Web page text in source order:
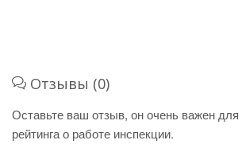
Отзывы (0)
Оставьте ваш отзыв, он очень важен для
рейтинга о работе инспекции.